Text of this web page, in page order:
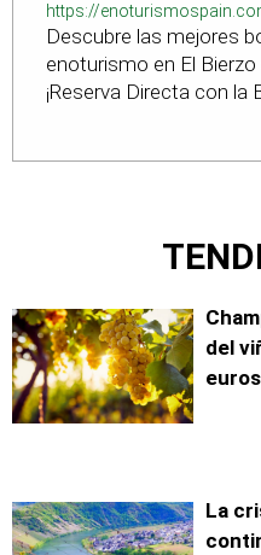
https://
bodegas-en-leon
Descubre las mejores
enoturismo en El
¡Reserva Directa con la
del
La